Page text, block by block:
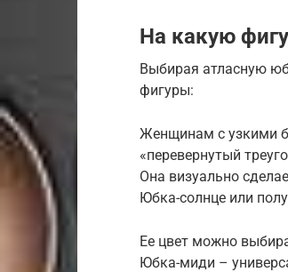
На какую
Выбирая атласную
фигуры:
Женщинам с узкими
«перевернутый
Она визуально
Юбка-солнце или
Ее цвет можно
Юбка-миди –